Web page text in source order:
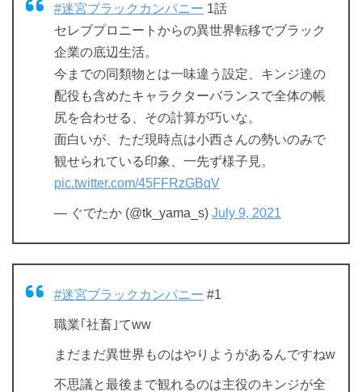
#迷宮ブラックカンパニー 1話
セレブプロニートからの異世界転移でブラック
企業の底辺生活。
今までの同類物とは一味違う設定、キンジ達の
配役も含めたキャラクターバランスで全体の帳
尻を合わせる、その計算が巧いな。
面白いが、ただ現時点は小西さんの勢いのみで
観せられている印象、一先ず様子見。
pic.twitter.com/45FFRzGBqV
— ぐでたか (@tk_yama_s) July 9, 2021
#迷宮ブラックカンパニー #1
職業｢社畜｣てww
まだまだ異世界ものはやりようがあるんですねw
不思議と最後まで観れるのは主役のキンジが全